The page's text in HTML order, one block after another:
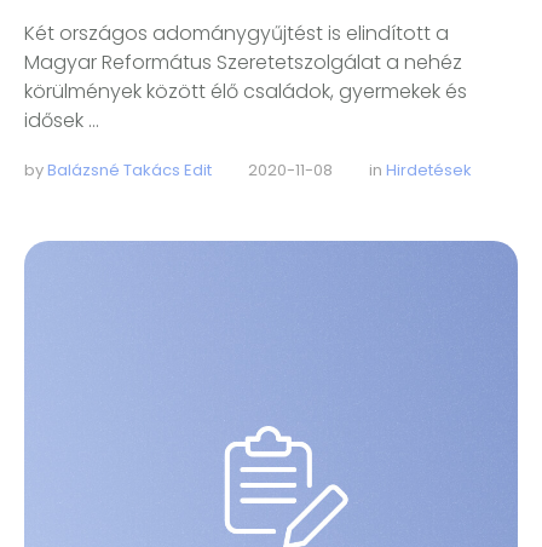
Két országos adománygyűjtést is elindított a
Magyar Református Szeretetszolgálat a nehéz
körülmények között élő családok, gyermekek és
idősek …
by Balázsné Takács Edit 2020-11-08 in Hirdetések